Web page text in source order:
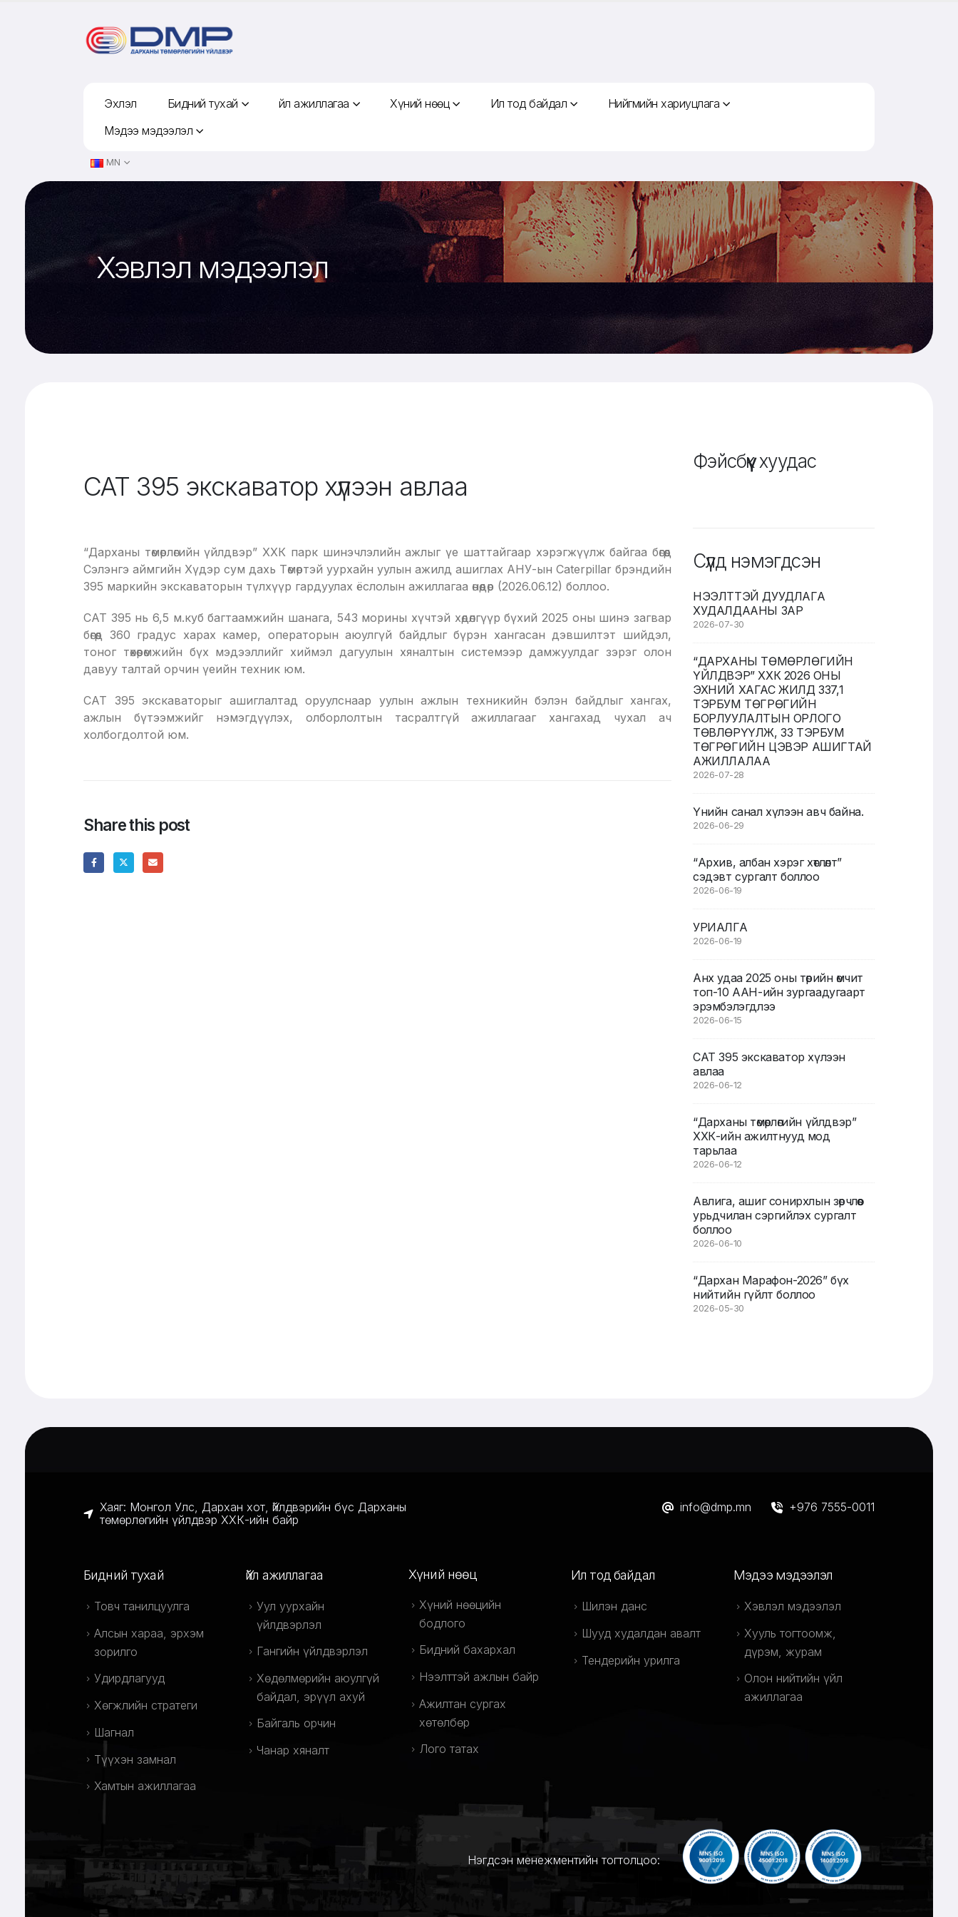
Эхлэл Бидний тухай Үйл ажиллагаа Хүний нөөц Ил тод байдал
Нийгмийн хариуцлага
Мэдээ мэдээлэл
MN
Хэвлэл мэдээлэл
CAT 395 экскаватор хүлээн авлаа
“Дарханы төмөрлөгийн үйлдвэр” ХХК парк шинэчлэлийн ажлыг үе шаттайгаар хэрэгжүүлж байгаа бөгөөд
Сэлэнгэ аймгийн Хүдэр сум дахь Төмөртэй уурхайн уулын ажилд ашиглах АНУ-ын Caterpillаr брэндийн
395 маркийн экскаваторын түлхүүр гардуулах ёслолын ажиллагаа өнөөдөр (2026.06.12) боллоо.
CAT 395 нь 6,5 м.куб багтаамжийн шанага, 543 морины хүчтэй хөдөлгүүр бүхий 2025 оны шинэ загвар
бөгөөд 360 градус харах камер, операторын аюулгүй байдлыг бүрэн хангасан дэвшилтэт шийдэл,
тоног төхөөрөмжийн бүх мэдээллийг хиймэл дагуулын хяналтын системээр дамжуулдаг зэрэг олон
давуу талтай орчин үеийн техник юм.
CAT 395 экскаваторыг ашиглалтад оруулснаар уулын ажлын техникийн бэлэн байдлыг хангах,
ажлын бүтээмжийг нэмэгдүүлэх, олборлолтын тасралтгүй ажиллагааг хангахад чухал ач
холбогдолтой юм.
Share this post
Фэйсбүүк хуудас
Сүүлд нэмэгдсэн
НЭЭЛТТЭЙ ДУУДЛАГА
ХУДАЛДААНЫ ЗАР
2026-07-30
“ДАРХАНЫ ТӨМӨРЛӨГИЙН
ҮЙЛДВЭР” ХХК 2026 ОНЫ
ЭХНИЙ ХАГАС ЖИЛД 337,1
ТЭРБУМ ТӨГРӨГИЙН
БОРЛУУЛАЛТЫН ОРЛОГО
ТӨВЛӨРҮҮЛЖ, 33 ТЭРБУМ
ТӨГРӨГИЙН ЦЭВЭР АШИГТАЙ
АЖИЛЛАЛАА
2026-07-28
Үнийн санал хүлээн авч байна.
2026-06-29
“Архив, албан хэрэг хөтлөлт”
сэдэвт сургалт боллоо
2026-06-19
УРИАЛГА
2026-06-19
Анх удаа 2025 оны төрийн өмчит
топ-10 ААН-ийн зургаадугаарт
эрэмбэлэгдлээ
2026-06-15
CAT 395 экскаватор хүлээн
авлаа
2026-06-12
“Дарханы төмөрлөгийн үйлдвэр”
ХХК-ийн ажилтнууд мод
тарьлаа
2026-06-12
Авлига, ашиг сонирхлын зөрчлөөс
урьдчилан сэргийлэх сургалт
боллоо
2026-06-10
“Дархан Марафон-2026” бүх
нийтийн гүйлт боллоо
2026-05-30
Хаяг: Монгол Улс, Дархан хот, Үйлдвэрийн бүс Дарханы
төмөрлөгийн үйлдвэр ХХК-ийн байр
info@dmp.mn +976 7555-0011
Бидний тухай
Товч танилцуулга
Алсын хараа, эрхэм
зорилго
Удирдлагууд
Хөгжлийн стратеги
Шагнал
Түүхэн замнал
Хамтын ажиллагаа
Үйл ажиллагаа
Уул уурхайн
үйлдвэрлэл
Гангийн үйлдвэрлэл
Хөдөлмөрийн аюулгүй
байдал, эрүүл ахуй
Байгаль орчин
Чанар хяналт
Хүний нөөц
Хүний нөөцийн
бодлого
Бидний бахархал
Нээлттэй ажлын байр
Ажилтан сургах
хөтөлбөр
Лого татах
Ил тод байдал
Шилэн данс
Шууд худалдан авалт
Тендерийн урилга
Мэдээ мэдээлэл
Хэвлэл мэдээлэл
Хууль тогтоомж,
дүрэм, журам
Олон нийтийн үйл
ажиллагаа
Нэгдсэн менежментийн тогтолцоо: